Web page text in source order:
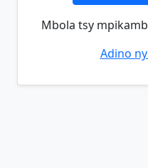
Mbola tsy
Adino